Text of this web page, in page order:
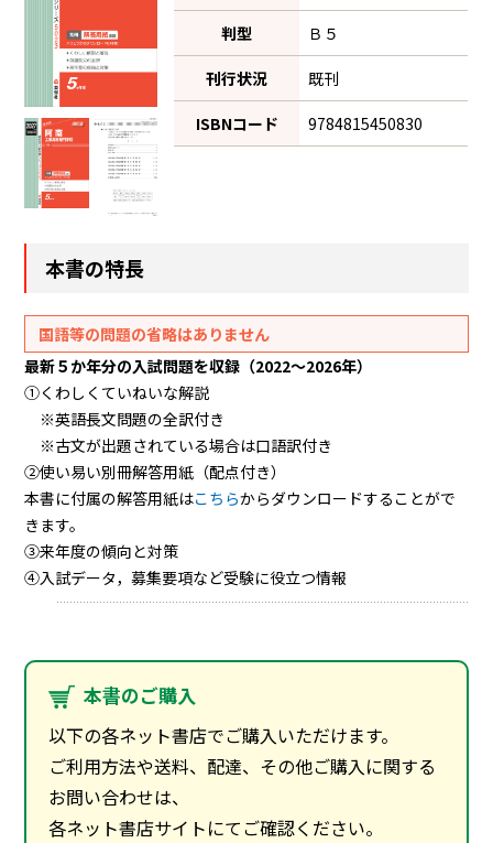
判型 Ｂ５
刊行状況 既刊
ISBNコード 9784815450830
本書の特長
国語等の問題の省略はありません
最新５か年分の入試問題を収録（2022～2026年）
①くわしくていねいな解説
※英語長文問題の全訳付き
※古文が出題されている場合は口語訳付き
②使い易い別冊解答用紙（配点付き）
本書に付属の解答用紙はこちらからダウンロードすることがで
きます。
③来年度の傾向と対策
④入試データ，募集要項など受験に役立つ情報
本書のご購入
以下の各ネット書店でご購入いただけます。
ご利用方法や送料、配達、その他ご購入に関する
お問い合わせは、
各ネット書店サイトにてご確認ください。